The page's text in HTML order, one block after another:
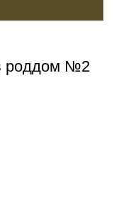
роддом №2